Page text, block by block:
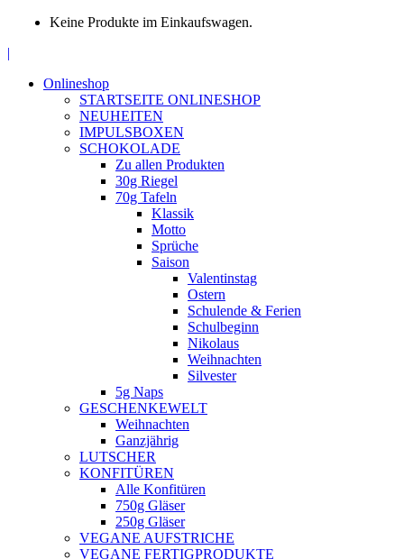
Keine Produkte im Einkaufswagen.
opens
|
Onlineshop
STARTSEITE ONLINESHOP
NEUHEITEN
IMPULSBOXEN
SCHOKOLADE
Zu allen Produkten
30g Riegel
70g Tafeln
Klassik
Motto
Sprüche
Saison
Valentinstag
Ostern
Schulende & Ferien
Schulbeginn
Nikolaus
Weihnachten
Silvester
5g Naps
GESCHENKEWELT
Weihnachten
Ganzjährig
LUTSCHER
KONFITÜREN
Alle Konfitüren
750g Gläser
250g Gläser
VEGANE AUFSTRICHE
VEGANE FERTIGPRODUKTE